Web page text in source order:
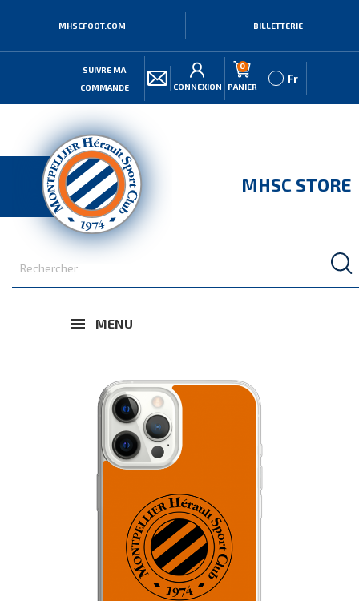
MHSCFOOT.COM BILLETTERIE
SUIVRE MA
COMMANDE
CONNEXION
0
PANIER
Fr
MHSC STORE
MENU